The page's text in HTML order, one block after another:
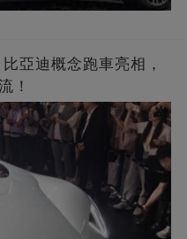
亞迪概念跑車亮相，
！